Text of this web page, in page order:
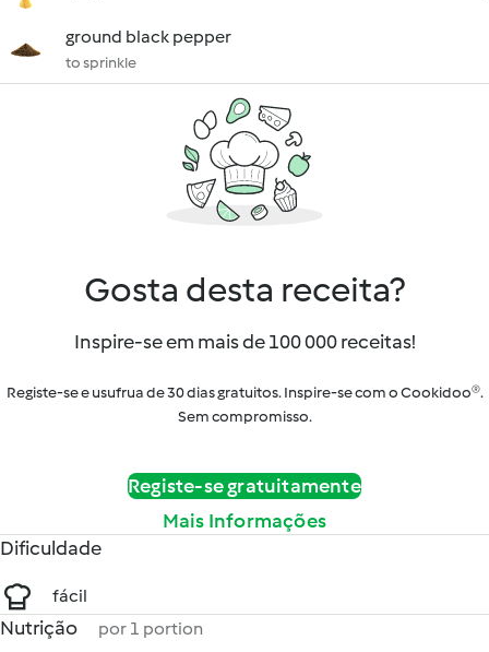
ground black pepper
to sprinkle
Gosta desta receita?
Inspire-se em mais de 100 000 receitas!
Registe-se e usufrua de 30 dias gratuitos. Inspire-se com o Cookidoo®.
Sem compromisso.
Registe-se gratuitamente
Mais Informações
Dificuldade
fácil
Nutrição por 1 portion